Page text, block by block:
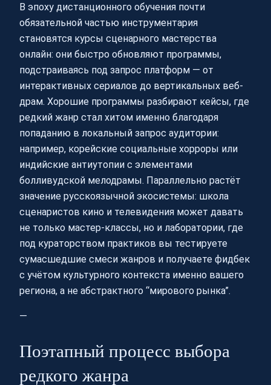
В эпоху дистанционного обучения почти
обязательной частью инструментария
становятся курсы сценарного мастерства
онлайн: они быстро обновляют программы,
подстраиваясь под запрос платформ — от
интерактивных сериалов до вертикальных веб-
драм. Хорошие программы разбирают кейсы, где
редкий жанр стал хитом именно благодаря
попаданию в локальный запрос аудитории:
например, корейские социальные хорроры или
индийские антиутопии с элементами
болливудской мелодрамы. Параллельно растёт
значение русскоязычной экосистемы: школа
сценаристов кино и телевидения может давать
не только мастер-классы, но и лаборатории, где
под кураторством практиков вы тестируете
сумасшедшие смеси жанров и получаете фидбек
с учётом культурного контекста именно вашего
региона, а не абстрактного “мирового рынка”.
—
Поэтапный процесс выбора
редкого жанра